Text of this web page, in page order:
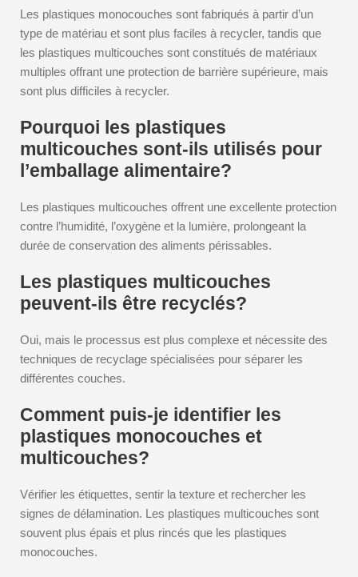
Les plastiques monocouches sont fabriqués à partir d’un
type de matériau et sont plus faciles à recycler, tandis que
les plastiques multicouches sont constitués de matériaux
multiples offrant une protection de barrière supérieure, mais
sont plus difficiles à recycler.
Pourquoi les plastiques
multicouches sont-ils utilisés pour
l’emballage alimentaire?
Les plastiques multicouches offrent une excellente protection
contre l’humidité, l’oxygène et la lumière, prolongeant la
durée de conservation des aliments périssables.
Les plastiques multicouches
peuvent-ils être recyclés?
Oui, mais le processus est plus complexe et nécessite des
techniques de recyclage spécialisées pour séparer les
différentes couches.
Comment puis-je identifier les
plastiques monocouches et
multicouches?
Vérifier les étiquettes, sentir la texture et rechercher les
signes de délamination. Les plastiques multicouches sont
souvent plus épais et plus rincés que les plastiques
monocouches.